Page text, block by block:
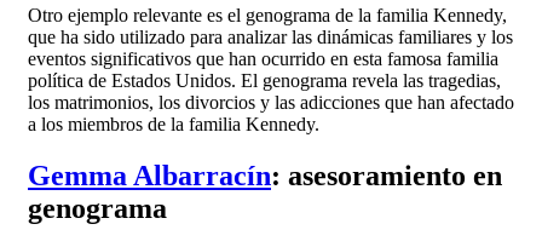
Otro ejemplo relevante es el genograma de la familia Kennedy,
que ha sido utilizado para analizar las dinámicas familiares y los
eventos significativos que han ocurrido en esta famosa familia
política de Estados Unidos. El genograma revela las tragedias,
los matrimonios, los divorcios y las adicciones que han afectado
a los miembros de la familia Kennedy.
Gemma Albarracín: asesoramiento en
genograma